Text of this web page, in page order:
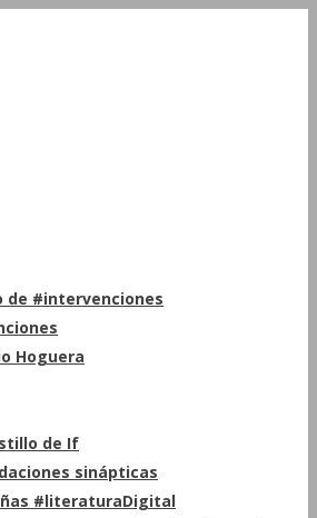
de #intervenciones
Hoguera
de If
sinápticas
#literaturaDigital